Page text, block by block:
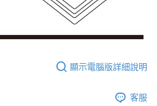
顯示電腦版詳細說明
客服